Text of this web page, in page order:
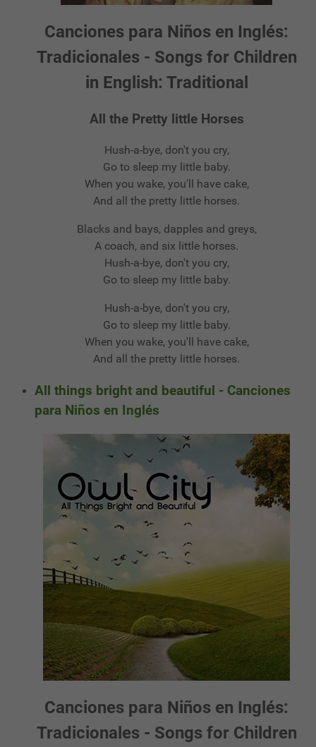
Canciones para Niños en Inglés:
Tradicionales - Songs for Children
in English: Traditional
All the Pretty little Horses
Hush-a-bye, don't you cry,
Go to sleep my little baby.
When you wake, you'll have cake,
And all the pretty little horses.
Blacks and bays, dapples and greys,
A coach, and six little horses.
Hush-a-bye, don't you cry,
Go to sleep my little baby.
Hush-a-bye, don't you cry,
Go to sleep my little baby.
When you wake, you'll have cake,
And all the pretty little horses.
All things bright and beautiful - Canciones
para Niños en Inglés
Canciones para Niños en Inglés:
Tradicionales - Songs for Children